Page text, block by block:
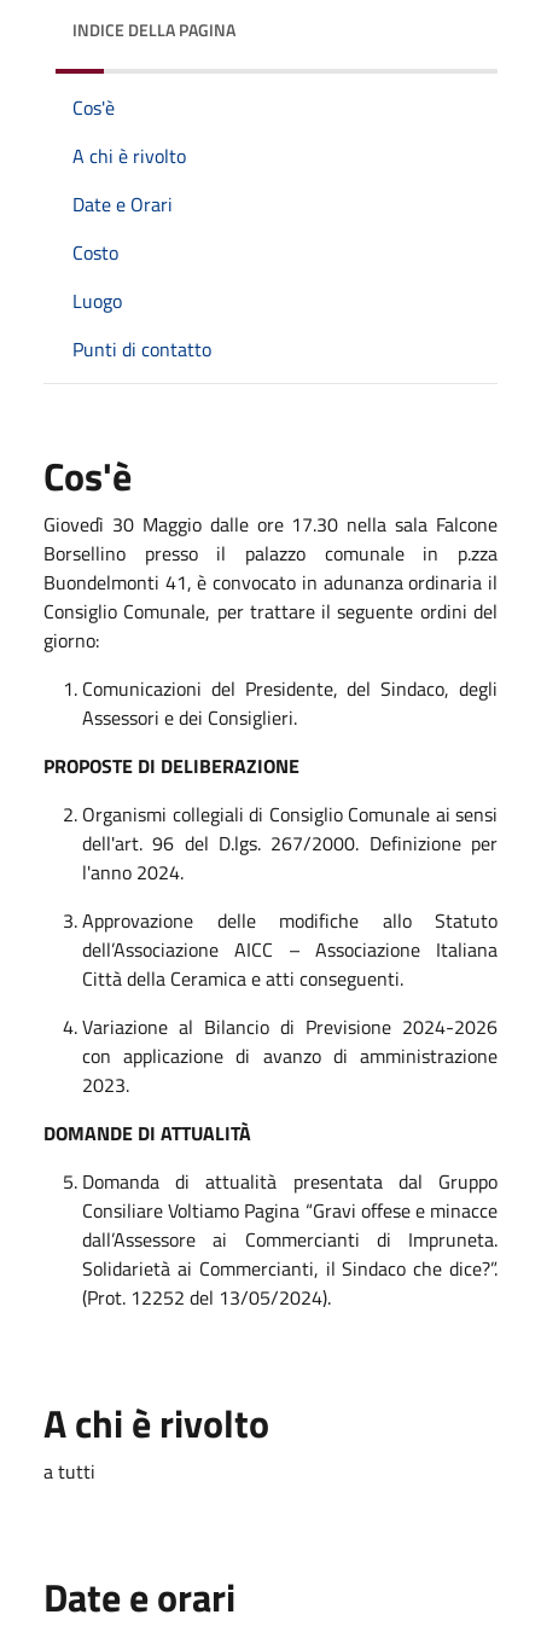
INDICE DELLA PAGINA
Cos'è
A chi è rivolto
Date e Orari
Costo
Luogo
Punti di contatto
Cos'è
Giovedì 30 Maggio dalle ore 17.30 nella sala Falcone
Borsellino presso il palazzo comunale in p.zza
Buondelmonti 41, è convocato in adunanza ordinaria il
Consiglio Comunale, per trattare il seguente ordini del
giorno:
Comunicazioni del Presidente, del Sindaco, degli
Assessori e dei Consiglieri.
PROPOSTE DI DELIBERAZIONE
Organismi collegiali di Consiglio Comunale ai sensi
dell'art. 96 del D.lgs. 267/2000. Definizione per
l'anno 2024.
Approvazione delle modifiche allo Statuto
dell’Associazione AICC – Associazione Italiana
Città della Ceramica e atti conseguenti.
Variazione al Bilancio di Previsione 2024-2026
con applicazione di avanzo di amministrazione
2023.
DOMANDE DI ATTUALITÀ
Domanda di attualità presentata dal Gruppo
Consiliare Voltiamo Pagina “Gravi offese e minacce
dall’Assessore ai Commercianti di Impruneta.
Solidarietà ai Commercianti, il Sindaco che dice?”.
(Prot. 12252 del 13/05/2024).
A chi è rivolto
a tutti
Date e orari